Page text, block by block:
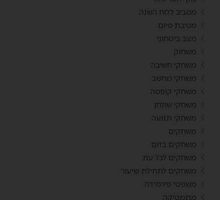
מסביב ללוח השנה
מסיבת סיום
מצב ביטחוני
משחוק
משחקי חשיבה
משחקי מחשב
משחקי קופסה
משחקי שולחן
משחקי תנועה
משחקים
משחקים בזום
משחקים לכל עת
משחקים לתחילת שיעור
משפטי פירמידה
מתמטיקה